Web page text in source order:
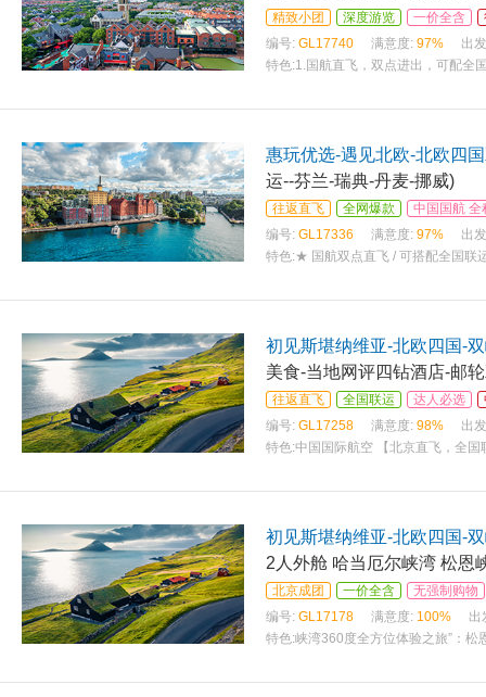
精致小团 深度游览 一价全含
编号: GL17740 满意度: 97%
出
特色:1.国航直飞，双点进出，可配全
惠玩优选-遇见北欧-北欧四
运--芬兰-瑞典-丹麦-挪威)
往返直飞 全网爆款
中国国航 全
编号: GL17336 满意度: 97%
出
特色:★ 国航双点直飞 / 可搭配全国联
初见斯堪纳维亚-北欧四国-
美食-当地网评四钻酒店-邮
往返直飞 全国联运 达人必选
编号: GL17258 满意度: 98%
出
特色:中国国际航空 【北京直飞，全
初见斯堪纳维亚-北欧四国-
2人外舱 哈当厄尔峡湾 松恩
北京成团 一价全含
无强制购物
编号: GL17178 满意度: 100%
出
特色:峡湾360度全方位体验之旅”：